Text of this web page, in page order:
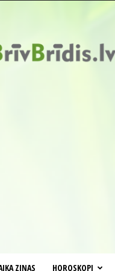
ZIŅAS HOROSKOPI